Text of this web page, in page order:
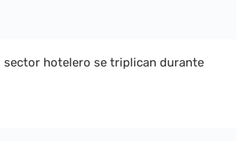
sector hotelero se triplican durante